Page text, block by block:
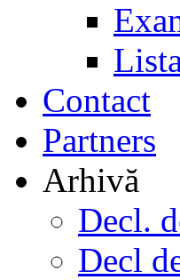
Contact
Partners
Arhivă
Decl.
Decl